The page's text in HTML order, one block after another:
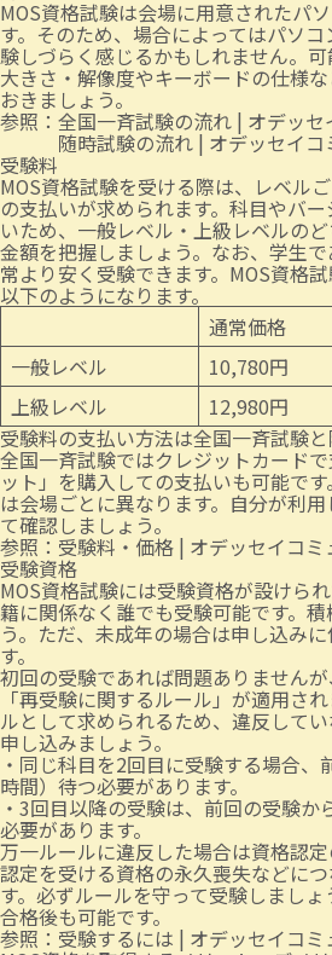
MOS資格試験は会場に用意されたパ
す。そのため、場合によってはパソ
験しづらく感じるかもしれません。
大きさ・解像度やキーボードの仕様
おきましょう。
参照： 全国一斉試験の流れ | オデッ
随時試験の流れ | オデッセイ
受験料
MOS資格試験を受ける際は、レベル
の支払いが求められます。科目やバ
いため、一般レベル・上級レベルの
金額を把握しましょう。なお、学生
常より安く受験できます。MOS資格
以下のようになります。
通常価格
一般レベル
10,780円
上級レベル
12,980円
受験料の支払い方法は全国一斉試験と
全国一斉試験ではクレジットカード
ット」を購入しての支払いも可能で
は会場ごとに異なります。自分が利
て確認しましょう。
参照： 受験料・価格 | オデッセイコ
受験資格
MOS資格試験には受験資格が設けら
籍に関係なく誰でも受験可能です。
う。ただ、未成年の場合は申し込み
す。
初回の受験であれば問題ありません
「再受験に関するルール」が適用さ
ルとして求められるため、違反して
申し込みましょう。
・同じ科目を2回目に受験する場合
時間）待つ必要があります。
・3回目以降の受験は、前回の受験か
必要があります。
万一ルールに違反した場合は資格認
認定を受ける資格の永久喪失などに
す。必ずルールを守って受験しまし
合格後も可能です。
参照： 受験するには | オデッセイコ